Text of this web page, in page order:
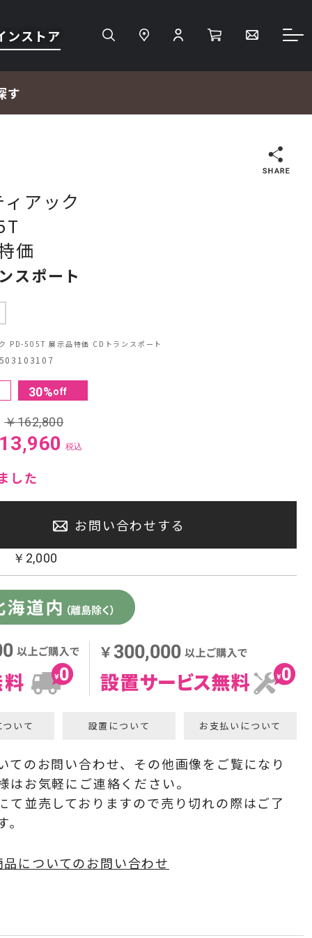
ンストア
す
ＴＶ・レコーダー・プレーヤー
プロジェクター・スクリーン
センタースピーカー・サブウーファー
ィアック
価
スポート
PD-505T 展示品特価 CDトランスポート
30%off
￥162,800
税込
した
お問い合わせする
￥ 2,000
いて 設置について お支払いについて
てのお問い合わせ、その他画像をご覧になり
はお気軽にご連絡ください。
て並売しておりますので売り切れの際はご了
についてのお問い合わせ